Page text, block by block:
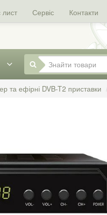
Сервіс Контакти
та ефірні DVB-T2 приставки